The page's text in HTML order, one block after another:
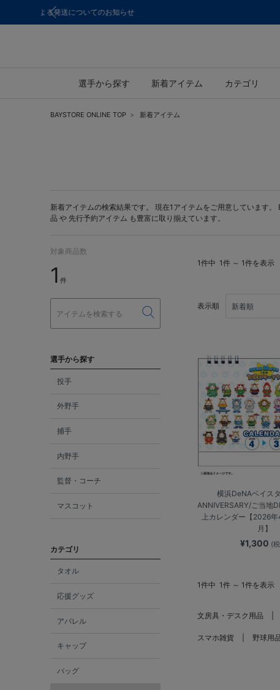
選手から探す 新着アイテム カテゴリ
BAYSTORE ONLINE TOP 新着アイテム
新着アイテムの検索結果です。 現在1アイテムをご用意しています。
品 や 先行予約アイテム も豊富に取り揃えています。
対象商品数
1 件
選手から探す
投手
外野手
捕手
内野手
監督・コーチ
マスコット
カテゴリ
タオル
応援グッズ
アパレル
キャップ
バッグ
1件中 1件 ～ 1件を表示
表示順
横浜DeNAベイス
ANNIVERSARY/ご当地
上カレンダー【2026
月】
¥1,300 (
1件中 1件 ～ 1件を表示
文房具・デスク用品
スマホ雑貨 野球用